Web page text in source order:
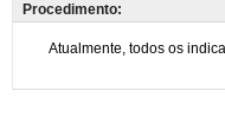
Procedimento: